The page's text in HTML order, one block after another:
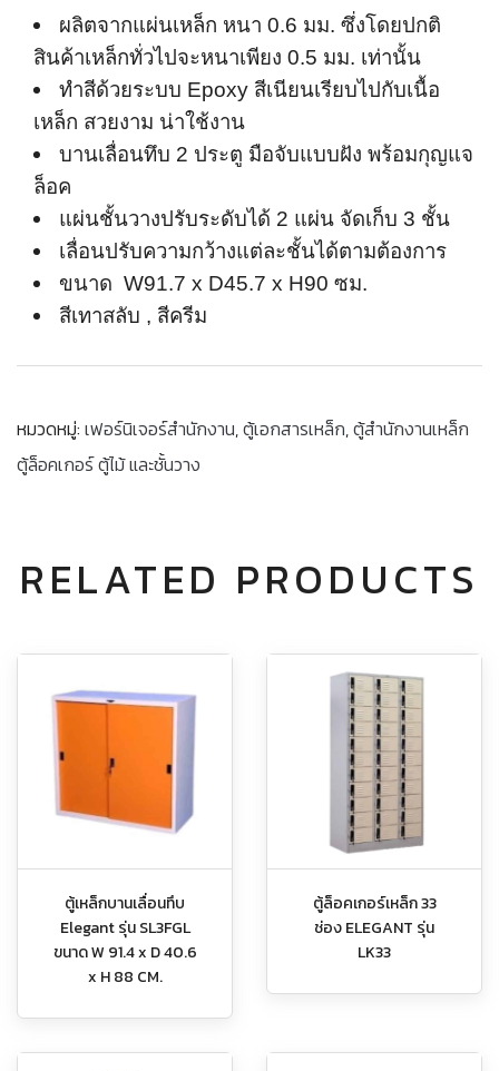
ผลิตจากแผ่นเหล็ก หนา 0.6 มม. ซึ่งโดยปกติ
สินค้าเหล็กทั่วไปจะหนาเพียง 0.5 มม. เท่านั้น
ทำสีด้วยระบบ Epoxy สีเนียนเรียบไปกับเนื้อ
เหล็ก สวยงาม น่าใช้งาน
บานเลื่อนทึบ 2 ประตู มือจับแบบฝัง พร้อมกุญแจ
ล็อค
แผ่นชั้นวางปรับระดับได้ 2 แผ่น จัดเก็บ 3 ชั้น
เลื่อนปรับความกว้างแต่ละชั้นได้ตามต้องการ
ขนาด W91.7 x D45.7 x H90 ซม.
สีเทาสลับ , สีครีม
หมวดหมู่: เฟอร์นิเจอร์สำนักงาน,ตู้เอกสารเหล็ก,ตู้สำนักงานเหล็ก
ตู้ล็อคเกอร์ ตู้ไม้ และชั้นวาง
RELATED PRODUCTS
ตู้เหล็กบานเลื่อนทึบ
Elegant รุ่น SL3FGL
ขนาด W 91.4 x D 40.6
x H 88 CM.
ตู้ล็อคเกอร์เหล็ก 33
ช่อง ELEGANT รุ่น
LK33